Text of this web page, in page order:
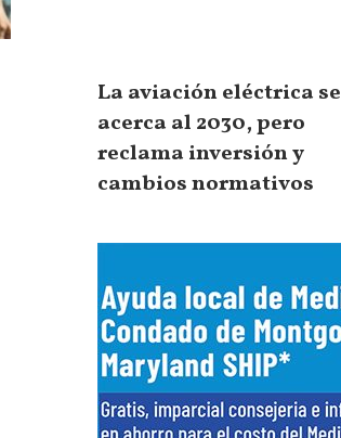
La aviación eléctrica se
acerca al 2030, pero
reclama inversión y
cambios normativos